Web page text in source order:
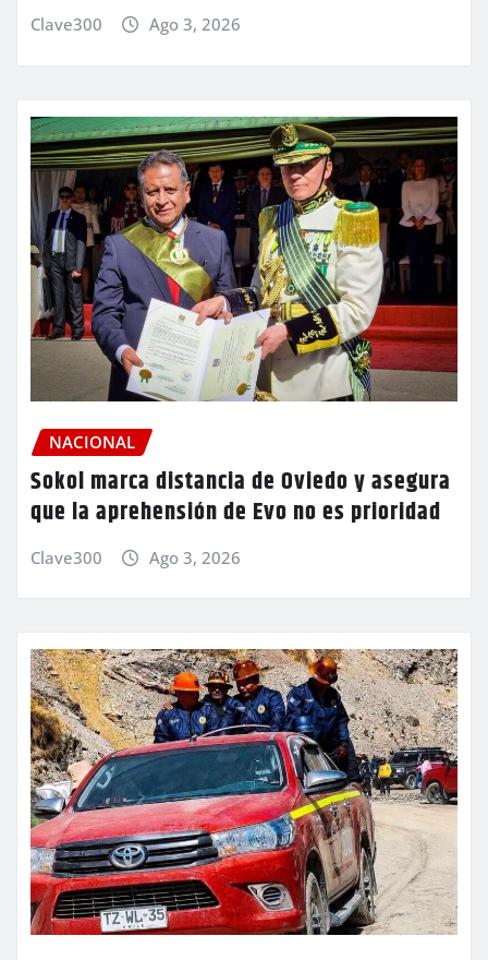
Clave300 Ago 3, 2026
NACIONAL
Sokol marca distancia de Oviedo y asegura
que la aprehensión de Evo no es prioridad
Clave300 Ago 3, 2026